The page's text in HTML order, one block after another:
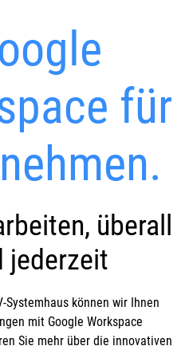
für
überall
jederzeit
Systemhaus können wir Ihnen
mit Google Workspace
Sie mehr über die innovativen